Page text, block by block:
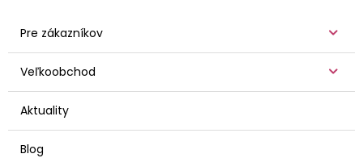
Pre zákazníkov
Veľkoobchod
Aktuality
Blog